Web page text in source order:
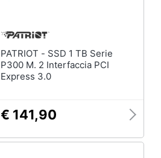
PATRIOT - SSD 1 TB Serie
P300 M. 2 Interfaccia PCI
Express 3.0
€ 141,90